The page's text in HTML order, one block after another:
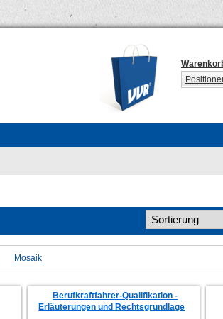
Mosaik
Berufkraftfahrer-Qualifikation -
Erläuterungen und Rechtsgrundlage